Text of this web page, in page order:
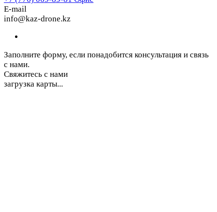
E-mail
info@kaz-drone.kz
Заполните форму, если понадобится консультация и связь
с нами.
Свяжитесь с нами
загрузка карты...